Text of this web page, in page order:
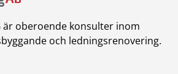
är oberoende konsulter inom
och ledningsrenovering.